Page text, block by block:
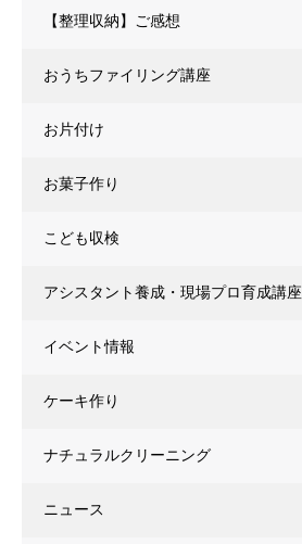
【整理収納】ご感想
おうちファイリング講座
お片付け
お菓子作り
こども収検
アシスタント養成・現場プロ育成講座
イベント情報
ケーキ作り
ナチュラルクリーニング
ニュース